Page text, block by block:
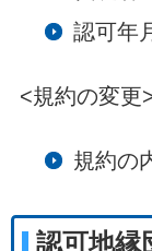
認可年
<規約の変更
規約の
認可地縁